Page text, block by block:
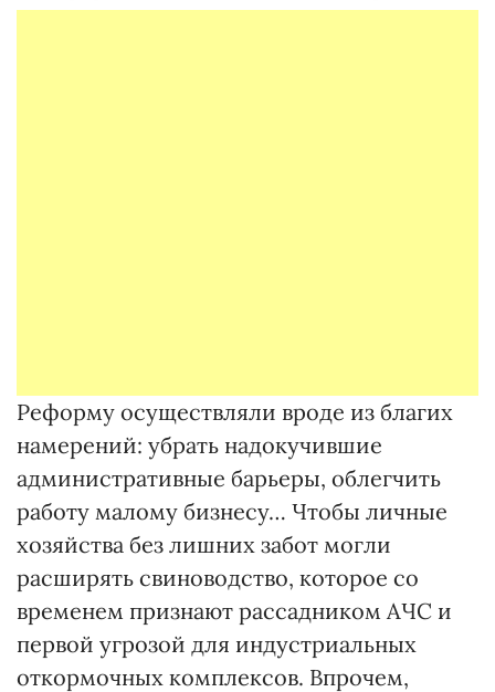
Реформу осуществляли вроде из благих
намерений: убрать надокучившие
административные барьеры, облегчить
работу малому бизнесу… Чтобы личные
хозяйства без лишних забот могли
расширять свиноводство, которое со
временем признают рассадником АЧС и
первой угрозой для индустриальных
откормочных комплексов. Впрочем,